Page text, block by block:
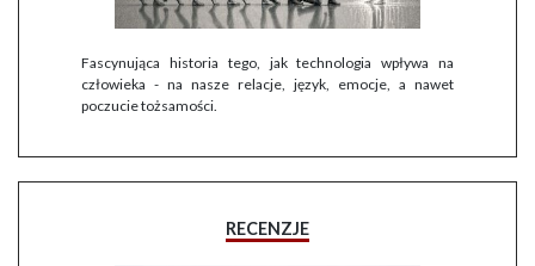
Fascynująca historia tego, jak technologia wpływa na
człowieka - na nasze relacje, język, emocje, a nawet
poczucie tożsamości.
RECENZJE